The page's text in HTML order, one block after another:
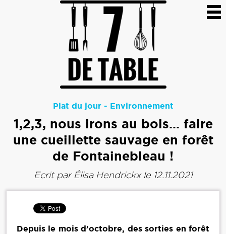
Plat du jour- Environnement
1,2,3, nous irons au bois… faire
une cueillette sauvage en forêt
de Fontainebleau !
Ecrit par Élisa Hendrickxle 12.11.2021
Depuis le mois d’octobre, des sorties en forêt